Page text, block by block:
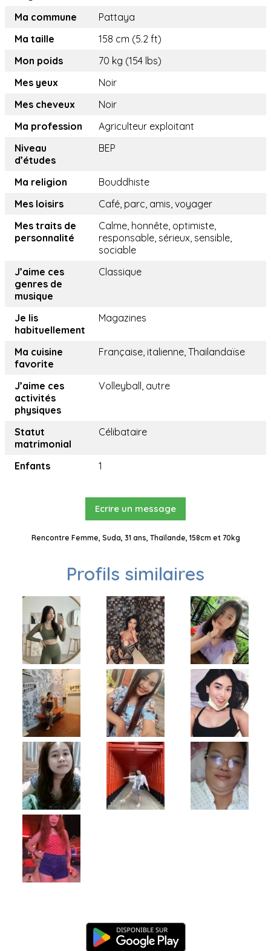
Ma commune
Pattaya
Ma taille
158 cm (5.2 ft)
Mon poids
70 kg (154 lbs)
Mes yeux
Noir
Mes cheveux
Noir
Ma profession
Agriculteur exploitant
Niveau
d’études
BEP
Ma religion
Bouddhiste
Mes loisirs
Café, parc, amis, voyager
Mes traits de
personnalité
Calme, honnête, optimiste,
responsable, sérieux, sensible,
sociable
J’aime ces
genres de
musique
Classique
Je lis
habituellement
Magazines
Ma cuisine
favorite
Française, italienne, Thailandaïse
J’aime ces
activités
physiques
Volleyball, autre
Statut
matrimonial
Célibataire
Enfants 1
Ecrire un message
Rencontre Femme, Suda, 31 ans, Thaïlande, 158cm et 70kg
Profils similaires